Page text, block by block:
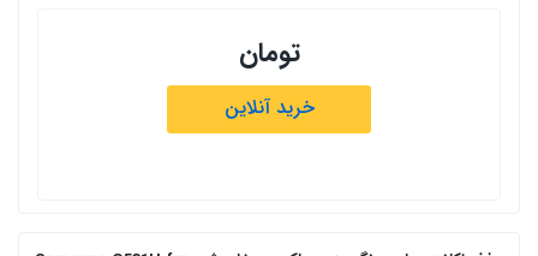
تومان
خرید آنلاین